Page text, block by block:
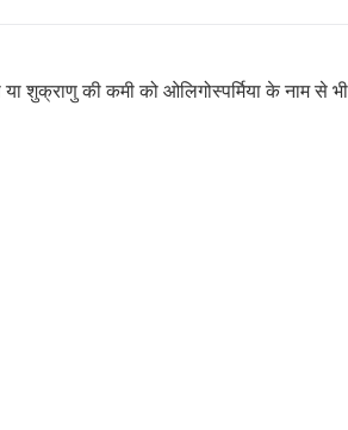
की कमी को ओलिगोस्पर्मिया के नाम से